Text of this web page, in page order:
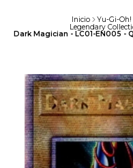
Inicio Yu-Gi-Oh!
Legendary
Dark Magician - LC01-EN005 -